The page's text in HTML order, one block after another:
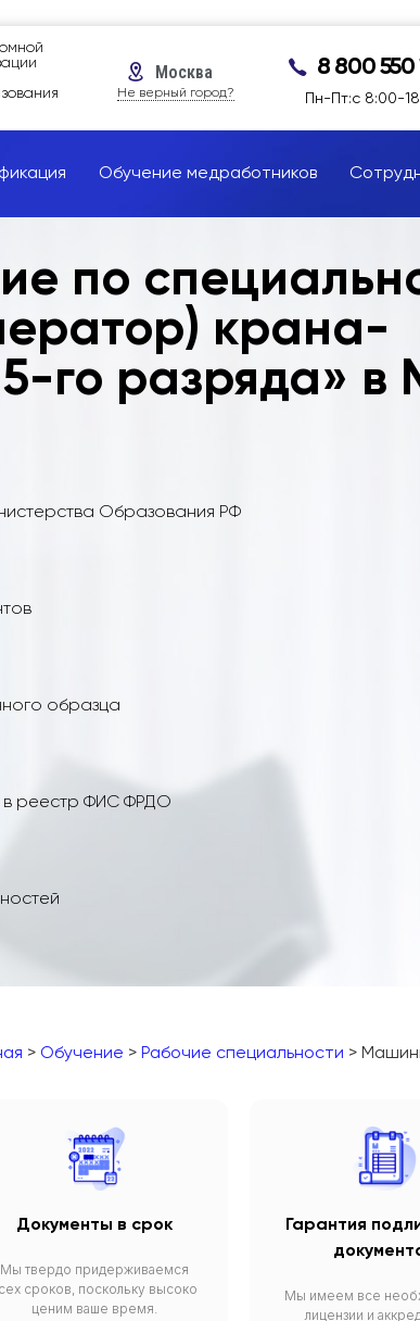
Москва
Не верный город?
8 800 550
Пн-Пт:с 8:00-
Обучение медработников
по
крана-
го разряда» в
Образования РФ
образца
в реестр ФИС ФРДО
> Обучение > Рабочие специальности >
Документы в срок
Мы твердо придерживаемся
сроков, поскольку высоко
ценим ваше время.
Гарантия
Мы имеем все
лицензии и